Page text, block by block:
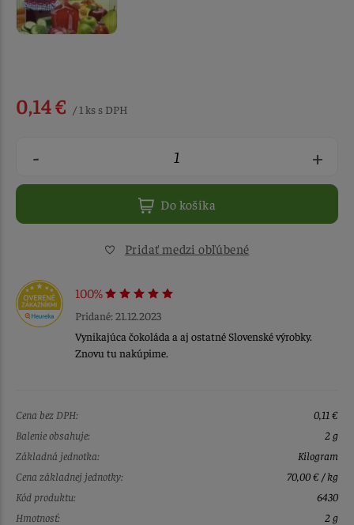
0,14 € / 1 ks s DPH
- +
Do košíka
Pridať medzi obľúbené
100%
Pridané: 21.12.2023
Vynikajúca čokoláda a aj ostatné Slovenské výrobky.
Znovu tu nakúpime.
Cena bez DPH:
0,11 €
Balenie obsahuje:
2 g
Základná jednotka:
Kilogram
Cena základnej jednotky:
70,00 € / kg
Kód produktu:
6430
Hmotnosť:
2 g